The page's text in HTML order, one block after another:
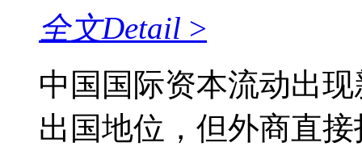
全文Detail >
中国国际资本流动出
出国地位，但外商直